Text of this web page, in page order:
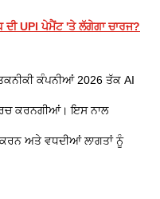
UPI ਪੇਮੈਂਟ 'ਤੇ ਲੱਗੇਗਾ ਚਾਰਜ?
ਕੰਪਨੀਆਂ 2026 ਤੱਕ AI
ਕਰਨਗੀਆਂ। ਇਸ ਨਾਲ
ਅਤੇ ਵਧਦੀਆਂ ਲਾਗਤਾਂ ਨੂੰ